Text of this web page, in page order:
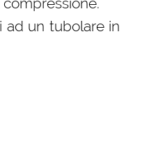
ad un tubolare in